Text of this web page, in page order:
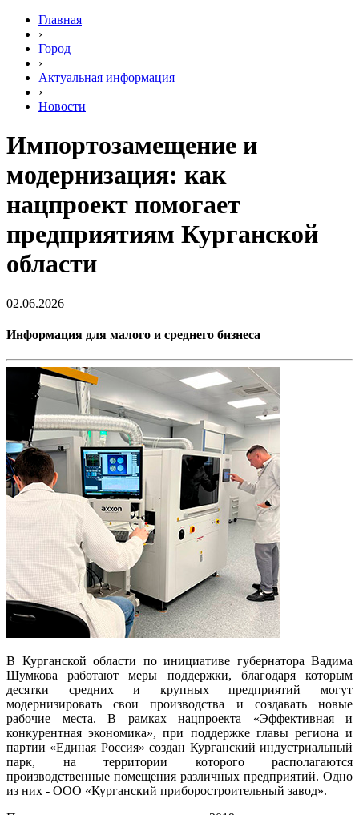
Главная
›
Город
›
Актуальная информация
›
Новости
Импортозамещение и
модернизация: как
нацпроект помогает
предприятиям Курганской
области
02.06.2026
Информация для малого и среднего бизнеса
В Курганской области по инициативе губернатора Вадима
Шумкова работают меры поддержки, благодаря которым
десятки средних и крупных предприятий могут
модернизировать свои производства и создавать новые
рабочие места. В рамках нацпроекта «Эффективная и
конкурентная экономика», при поддержке главы региона и
партии «Единая Россия» создан Курганский индустриальный
парк, на территории которого располагаются
производственные помещения различных предприятий. Одно
из них - ООО «Курганский приборостроительный завод».